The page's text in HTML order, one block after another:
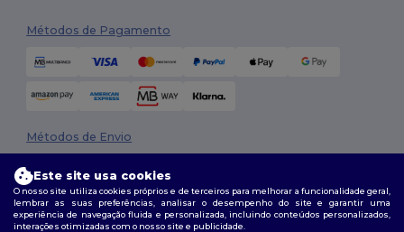
Métodos de Pagamento
Métodos de Envio
Este site usa cookies
O nosso site utiliza cookies próprios e de terceiros para melhorar a funcionalidade geral,
lembrar as suas preferências, analisar o desempenho do site e garantir uma
experiência de navegação fluida e personalizada, incluindo conteúdos personalizados,
interações otimizadas com o nosso site e publicidade.